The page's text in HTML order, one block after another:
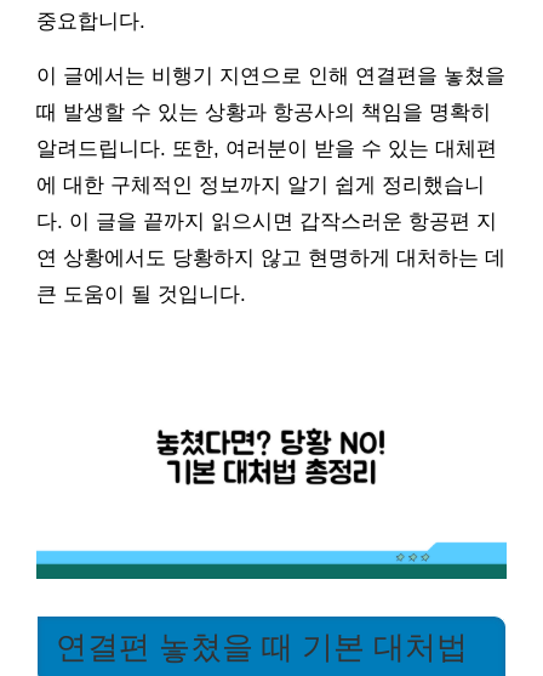
중요합니다.
이 글에서는 비행기 지연으로 인해 연결편을 놓쳤을
때 발생할 수 있는 상황과 항공사의 책임을 명확히
알려드립니다. 또한, 여러분이 받을 수 있는 대체편
에 대한 구체적인 정보까지 알기 쉽게 정리했습니
다. 이 글을 끝까지 읽으시면 갑작스러운 항공편 지
연 상황에서도 당황하지 않고 현명하게 대처하는 데
큰 도움이 될 것입니다.
연결편 놓쳤을 때 기본 대처법